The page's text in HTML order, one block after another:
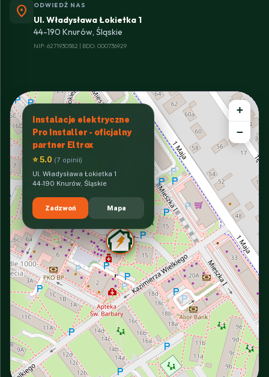
location_on ODWIEDŹ NAS
Ul. Władysława Łokietka 1
44-190 Knurów, Śląskie
NIP: 6271930582 | BDO: 000736929
Instalacje elektryczne
Pro Installer - oficjalny
partner Eltrox
⭐ 5.0 (7 opinii)
Ul. Władysława Łokietka 1
44-190 Knurów, Śląskie
Zadzwoń Mapa
+
−
INTERACTIVE VIEW